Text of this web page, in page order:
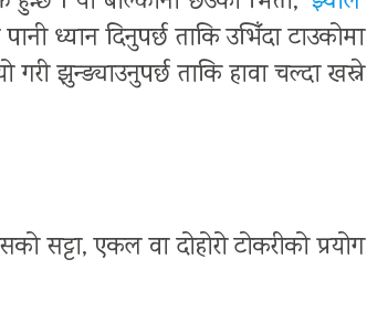
ध्यान दिनुपर्छ ताकि उभिँदा टाउकोमा
झुन्ड्याउनुपर्छ ताकि हावा चल्दा खस्ने
सट्टा, एकल वा दोहोरो टोकरीको प्रयोग